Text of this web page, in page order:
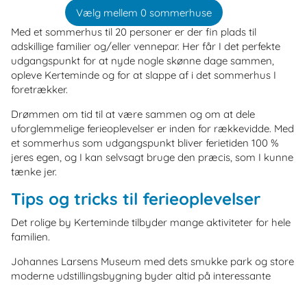
Vælg mellem 0 sommerhuse
Med et sommerhus til 20 personer er der fin plads til
adskillige familier og/eller vennepar. Her får I det perfekte
udgangspunkt for at nyde nogle skønne dage sammen,
opleve Kerteminde og for at slappe af i det sommerhus I
foretrækker.
Drømmen om tid til at være sammen og om at dele
uforglemmelige ferieoplevelser er inden for rækkevidde. Med
et sommerhus som udgangspunkt bliver ferietiden 100 %
jeres egen, og I kan selvsagt bruge den præcis, som I kunne
tænke jer.
Tips og tricks til ferieoplevelser
Det rolige by Kerteminde tilbyder mange aktiviteter for hele
familien.
Johannes Larsens Museum med dets smukke park og store
moderne udstillingsbygning byder altid på interessante